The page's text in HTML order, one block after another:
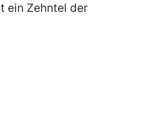
ein Zehntel der